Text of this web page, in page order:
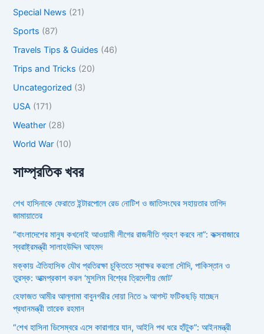
Special News (21)
Sports (87)
Travels Tips & Guides (46)
Trips and Tricks (20)
Uncategorized (3)
USA (171)
Weather (28)
World War (10)
সাম্প্রতিক খবর
শেখ হাসিনাকে ফেরাতে ইন্টারপোলে রেড নোটিশ ও জাতিসংঘের সহায়তার তাগিদ
জামায়াতের
“বাংলাদেশের মানুষ কখনোই আওয়ামী লীগের রাজনীতি গ্রহণ করবে না”: কক্সবাজারে
স্বরাষ্ট্রমন্ত্রী সালাহউদ্দিন আহমদ
মক্কায় ঐতিহাসিক যৌথ প্রতিরক্ষা চুক্তিতে স্বাক্ষর করলো সৌদি, পাকিস্তান ও
তুরস্ক: আত্মপ্রকাশ করল ‘মুসলিম বিশ্বের ত্রিদেশীয় জোট’
হেফাজত আমীর আল্লামা বাবুনগরীর দোয়া নিতে ৯ আগস্ট ফটিকছড়ি যাচ্ছেন
প্রধানমন্ত্রী তারেক রহমান
“শেখ হাসিনা ডিসেম্বরে এসে কারাগারে যান, আইনি পথ ধরে হাঁটুক”: আইনমন্ত্রী